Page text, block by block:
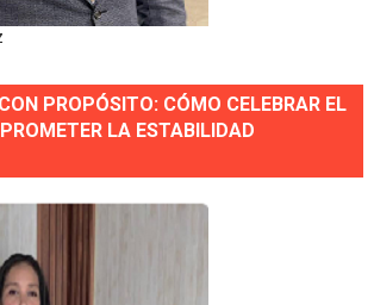
PROPÓSITO: CÓMO CELEBRAR EL
LA ESTABILIDAD